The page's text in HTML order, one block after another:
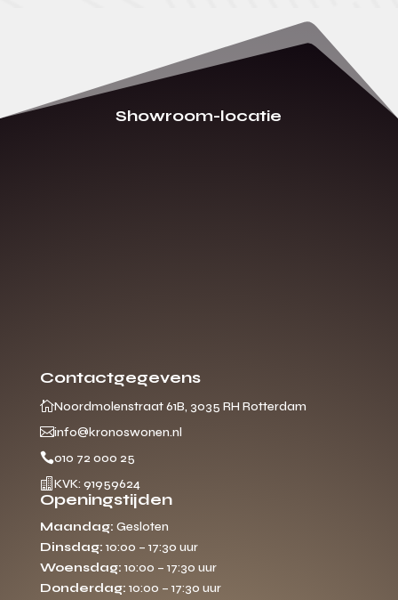
Showroom-locatie
Contactgegevens
Noordmolenstraat 61B, 3035 RH Rotterdam
info@kronoswonen.nl
010 72 000 25
 KVK: 91959624
Openingstijden
Maandag: Gesloten
Dinsdag: 10:00 – 17:30 uur
Woensdag: 10:00 – 17:30 uur
Donderdag: 10:00 – 17:30 uur